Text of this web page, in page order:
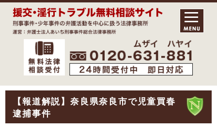
【報道解説】奈良県奈良市で児童買春
逮捕事件